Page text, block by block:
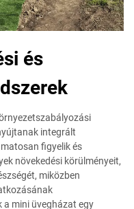
és
integrált
figyelik és
növekedési körülményeit,
miközben
a mini üvegházat egy